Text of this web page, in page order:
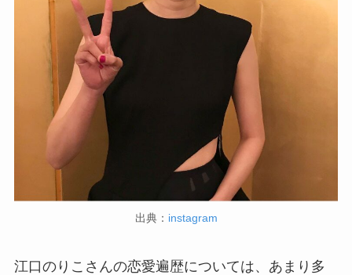
出典： instagram
江口のりこさんの恋愛遍歴については、あまり多